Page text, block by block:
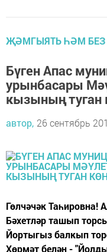
ҖӘМГЫЯТЬ ҺӘМ БЕЗ
Бүген Апас
урынбасары
кызының туган
автор, 26 сентябрь
Гөлчәчәк Таһировна!
Бәхетләр ташып
Йортыгыз балкып
Хөрмәт белән -